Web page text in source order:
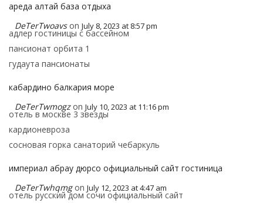
ареда алтай база отдыха
DeTerTwoavs on July 8, 2023 at 8:57 pm
адлер гостиницы с бассейном
пансионат орбита 1
гудаута пансионаты
кабардино балкария море
DeTerTwmogz on July 10, 2023 at 11:16 pm
отель в москве 3 звезды
кардионевроза
сосновая горка санаторий чебаркуль
империал абрау дюрсо официальный сайт гостиница
DeTerTwhqmg on July 12, 2023 at 4:47 am
отель русский дом сочи официальный сайт